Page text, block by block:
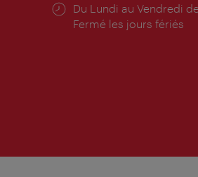
Horaires
d'ouverture:
Du Lundi au Vendredi
Fermé les jours fériés